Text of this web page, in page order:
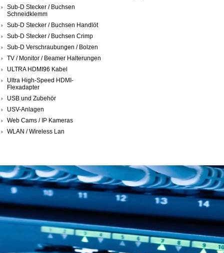
Sub-D Stecker / Buchsen
Schneidklemm
Sub-D Stecker / Buchsen Handlöt
Sub-D Stecker / Buchsen Crimp
Sub-D Verschraubungen / Bolzen
TV / Monitor / Beamer Halterungen
ULTRA HDMI96 Kabel
Ultra High-Speed HDMI-
Flexadapter
USB und Zubehör
USV-Anlagen
Web Cams / IP Kameras
WLAN / Wireless Lan